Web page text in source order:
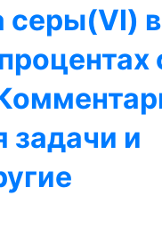
серы(VI)
задачи и